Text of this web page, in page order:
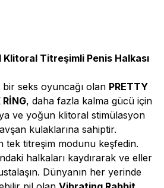
Titreşimli Penis Halkası
seks oyuncağı olan PRETTY
, daha fazla kalma gücü için
ve yoğun klitoral stimülasyon
kulaklarına sahiptir.
tek titreşim modunu keşfedin.
halkaları kaydırarak ve eller
Dünyanın her yerinde